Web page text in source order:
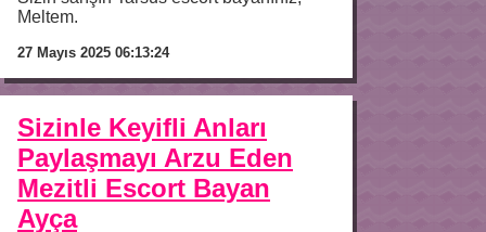
Meltem.
27 Mayıs 2025 06:13:24
Sizinle Keyifli Anları
Paylaşmayı Arzu Eden
Mezitli Escort Bayan
Ayça